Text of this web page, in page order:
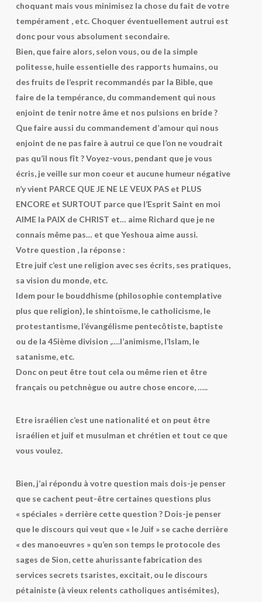
choquant mais vous minimisez la chose du fait de votre
tempérament , etc. Choquer éventuellement autrui est
donc pour vous absolument secondaire.
Bien, que faire alors, selon vous, ou de la simple
politesse, huile essentielle des rapports humains, ou
des fruits de l’esprit recommandés par la Bible, que
faire de la tempérance, du commandement qui nous
enjoint de tenir notre âme et nos pulsions en bride ?
Que faire aussi du commandement d’amour qui nous
enjoint de ne pas faire à autrui ce que l’on ne voudrait
pas qu’il nous fît ? Voyez-vous, pendant que je vous
écris, je veille sur mon coeur et aucune humeur négative
n’y vient PARCE QUE JE NE LE VEUX PAS et PLUS
ENCORE et SURTOUT parce que l’Esprit Saint en moi
AIME la PAIX de CHRIST et… aime Richard que je ne
connais même pas… et que Yeshoua aime aussi.
Votre question , la réponse :
Etre juif c’est une religion avec ses écrits, ses pratiques,
sa vision du monde, etc.
Idem pour le bouddhisme (philosophie contemplative
plus que religion), le shintoïsme, le catholicisme, le
protestantisme, l’évangélisme pentecôtiste, baptiste
ou de la 45ième division ,….l’animisme, l’Islam, le
satanisme, etc.
Donc on peut être tout cela ou même rien et être
français ou petchnègue ou autre chose encore, …..
Etre israélien c’est une nationalité et on peut être
israélien et juif et musulman et chrétien et tout ce que
vous voulez.
Bien, j’ai répondu à votre question mais dois-je penser
que se cachent peut-être certaines questions plus
« spéciales » derrière cette question ? Dois-je penser
que le discours qui veut que « le Juif » se cache derrière
« des manoeuvres » qu’en son temps le protocole des
sages de Sion, cette ahurissante fabrication des
services secrets tsaristes, excitait, ou le discours
pétainiste (à vieux relents catholiques antisémites),